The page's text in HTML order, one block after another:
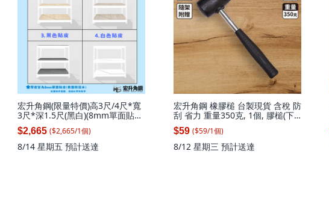
宏升角鋼(限量特價)高3尺/4尺*寬
3尺*深1.5尺(黑白)(8mm單面貼皮
板)火速到貨免螺絲角鋼收納架, 白
橡板(白色)高91寬92.4*深47.1(3
層)(無補強), 1套
$2,665 ($2,665/1個)
8/14 星期五 預計送達
宏升角鋼 橡膠槌 台製現貨 含稅 防
刮 省力 重量350克, 1個, 膠槌(下
單層架滿$1280會附贈),已滿$199-
可出貨, 膠槌
$59 ($59/1個)
8/12 星期三 預計送達